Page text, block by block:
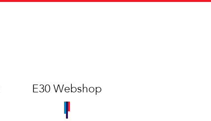
E30 Webshop